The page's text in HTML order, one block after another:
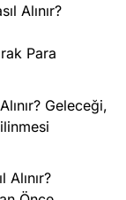
Alınır?
Para
Geleceği,